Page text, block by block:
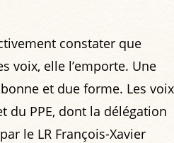
constater que
voix, elle l’emporte. Une
et due forme. Les voix
du PPE, dont la délégation
le LR François-Xavier